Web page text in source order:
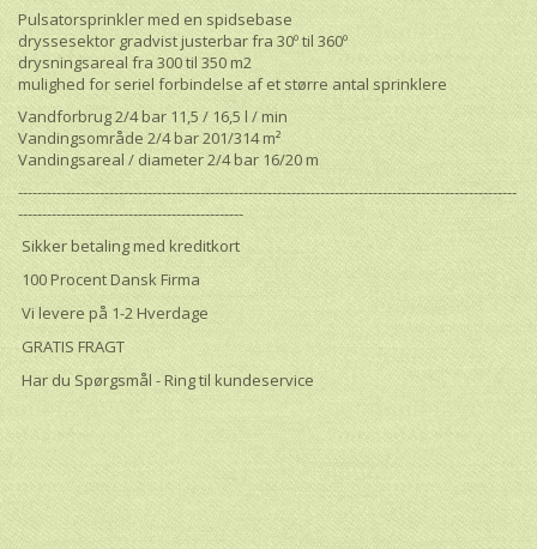
Pulsatorsprinkler med en spidsebase
dryssesektor gradvist justerbar fra 30º til 360º
drysningsareal fra 300 til 350 m2
mulighed for seriel forbindelse af et større antal sprinklere
Vandforbrug 2/4 bar 11,5 / 16,5 l / min
Vandingsområde 2/4 bar 201/314 m²
Vandingsareal / diameter 2/4 bar 16/20 m
--------------------------------------------------------------------------------------------------------
-----------------------------------------------
Sikker betaling med kreditkort
100 Procent Dansk Firma
Vi levere på 1-2 Hverdage
GRATIS FRAGT
Har du Spørgsmål - Ring til kundeservice